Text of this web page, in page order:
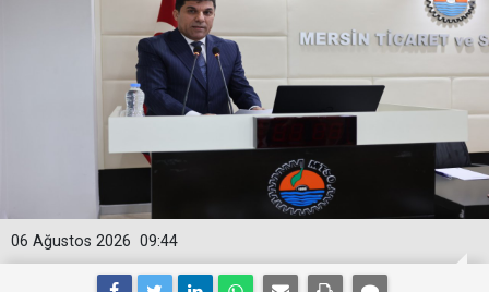
09:44
06 Ağustos 2026